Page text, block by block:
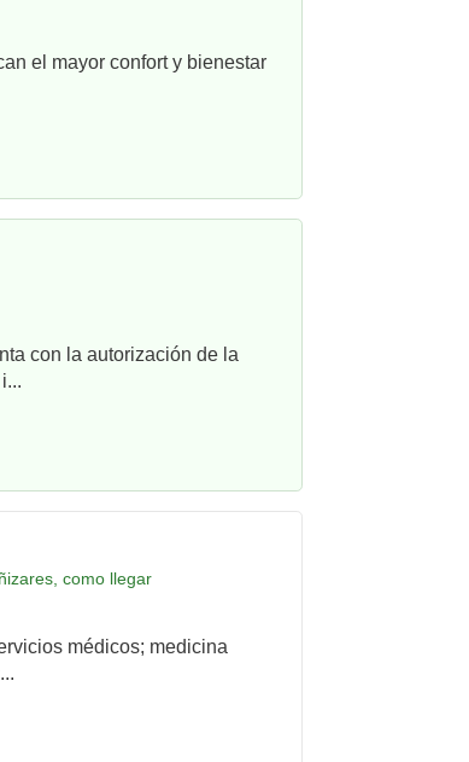
el mayor confort y bienestar
con la autorización de la
como llegar
médicos; medicina